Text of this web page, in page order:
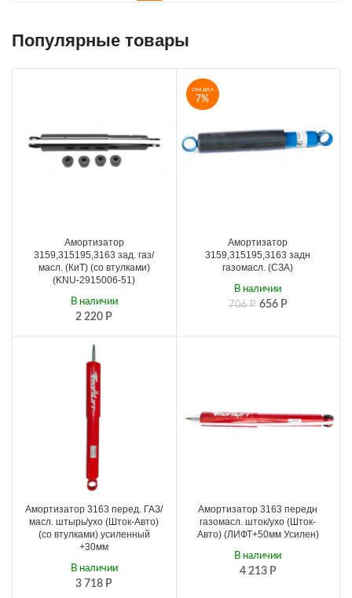
Популярные товары
Амортизатор
3159,315195,3163 зад. газ/
масл. (КиТ) (со втулками)
(KNU-2915006-51)
2 220 Р
В наличии
СКИДКА
7%
Амортизатор
3159,315195,3163 задн
газомасл. (СЗА)
706Р 656 Р
В наличии
Амортизатор 3163 перед. ГАЗ/
масл. штырь/ухо (Шток-Авто)
(со втулками) усиленный
+30мм
3 718 Р
В наличии
Амортизатор 3163 передн
газомасл. шток/ухо (Шток-
Авто) (ЛИФТ+50мм Усилен)
4 213 Р
В наличии